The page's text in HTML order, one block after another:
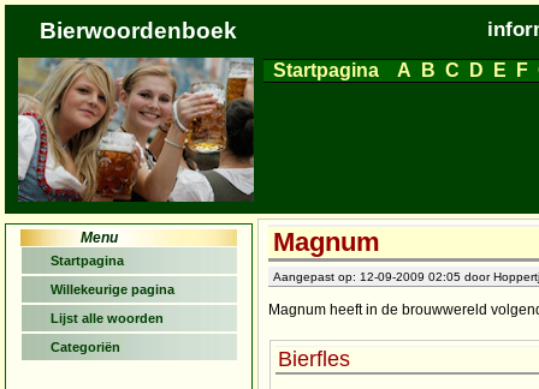
Bierwoordenboek
Startpagina A B C D E F
Menu
Startpagina
Willekeurige pagina
Lijst alle woorden
Categoriën
Magnum
Aangepast op: 12-09-2009 02:05 door
Magnum heeft in de brouwwereld
Bierfles